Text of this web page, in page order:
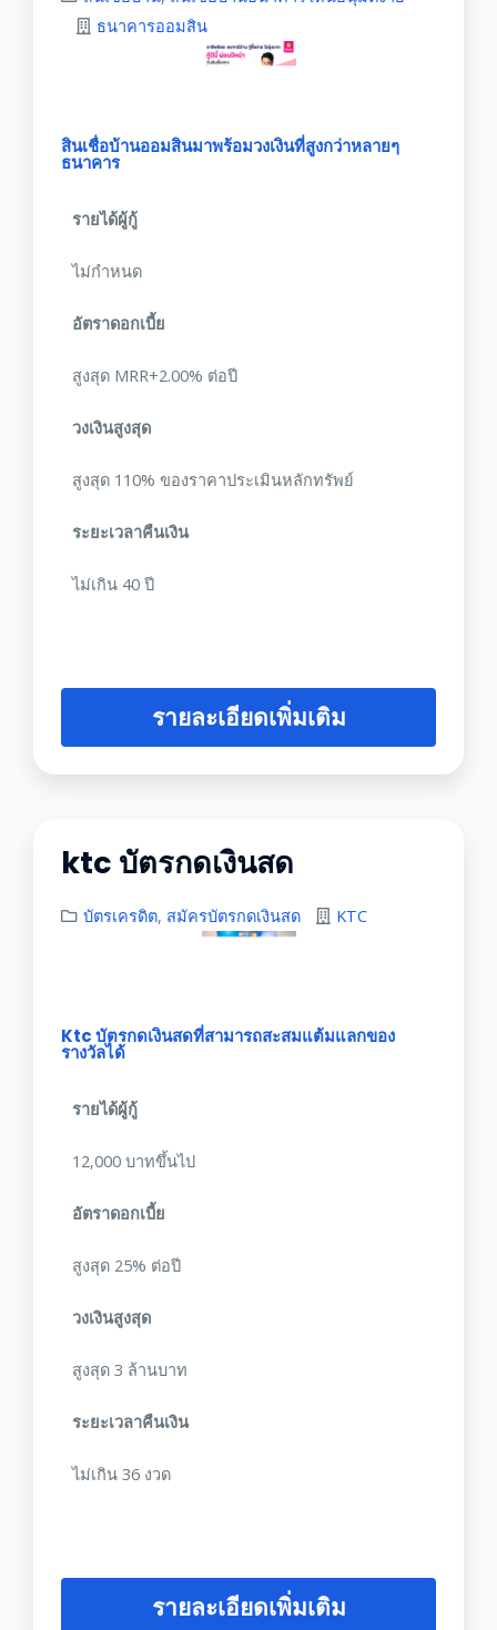
ธนาคารออมสิน
สินเชื่อบ้านออมสินมาพร้อมวงเงินที่สูงกว่าหลายๆ
ธนาคาร
รายได้ผู้กู้
ไม่กำหนด
อัตราดอกเบี้ย
สูงสุด MRR+2.00% ต่อปี
วงเงินสูงสุด
สูงสุด 110% ของราคาประเมินหลักทรัพย์
ระยะเวลาคืนเงิน
ไม่เกิน 40 ปี
รายละเอียดเพิ่มเติม
ktc บัตรกดเงินสด
บัตรเครดิต, สมัครบัตรกดเงินสด KTC
Ktc บัตรกดเงินสดที่สามารถสะสมแต้มแลกของ
รางวัลได้
รายได้ผู้กู้
12,000 บาทขึ้นไป
อัตราดอกเบี้ย
สูงสุด 25% ต่อปี
วงเงินสูงสุด
สูงสุด 3 ล้านบาท
ระยะเวลาคืนเงิน
ไม่เกิน 36 งวด
รายละเอียดเพิ่มเติม